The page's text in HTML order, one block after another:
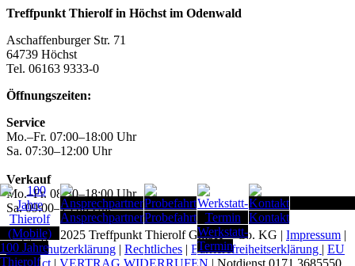
100 Jahre
Thierolf
AnsprechpartnerProbefahrt
Werkstatt-
Termin
Kontakt
Treffpunkt Thierolf in Höchst im Odenwald
Aschaffenburger Str. 71
64739 Höchst
Tel. 06163 9333-0
Öffnungszeiten:
Service
Mo.–Fr. 07:00–18:00 Uhr
Sa. 07:30–12:00 Uhr
Verkauf
Mo.–Fr. 08:30–18:00 Uhr
Sa. 09:00–13:00 Uhr
Copyright 2025 Treffpunkt Thierolf GmbH + Co. KG | Impressum |
Datenschutzerklärung | Rechtliches | Barrierefreiheitserklärung | EU
Data Act | VERTRAG WIDERRUFEN | Notdienst 0171 3685550